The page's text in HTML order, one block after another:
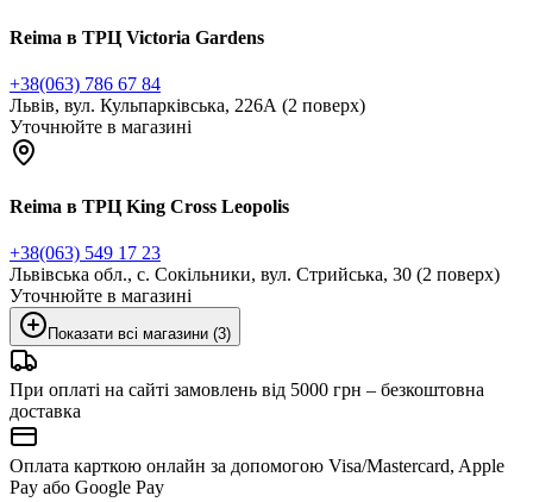
Reima в ТРЦ Victoria Gardens
+38(063) 786 67 84
Львів, вул. Кульпарківська, 226А (2 поверх)
Уточнюйте в магазині
Reima в ТРЦ King Cross Leopolis
+38(063) 549 17 23
Львівська обл., с. Сокільники, вул. Стрийська, 30 (2 поверх)
Уточнюйте в магазині
Показати всі магазини (3)
При оплаті на сайті замовлень від 5000 грн – безкоштовна
доставка
Оплата карткою онлайн за допомогою Visa/Mastercard, Apple
Pay або Google Pay